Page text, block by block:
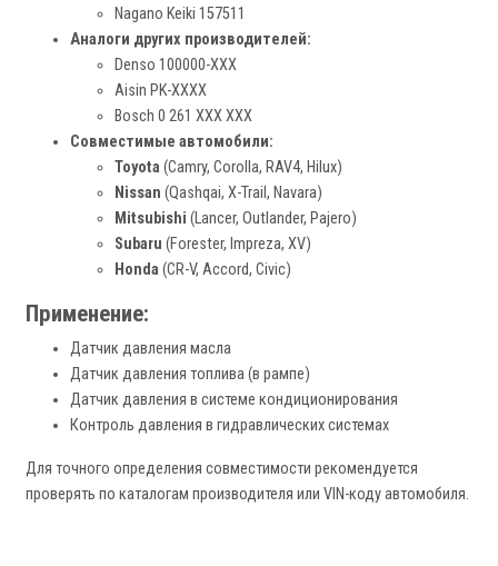
Nagano Keiki 157511
Аналоги других производителей:
Denso 100000-XXX
Aisin PK-XXXX
Bosch 0 261 XXX XXX
Совместимые автомобили:
Toyota (Camry, Corolla, RAV4, Hilux)
Nissan (Qashqai, X-Trail, Navara)
Mitsubishi (Lancer, Outlander, Pajero)
Subaru (Forester, Impreza, XV)
Honda (CR-V, Accord, Civic)
Применение:
Датчик давления масла
Датчик давления топлива (в рампе)
Датчик давления в системе кондиционирования
Контроль давления в гидравлических системах
Для точного определения совместимости рекомендуется
проверять по каталогам производителя или VIN-коду автомобиля.